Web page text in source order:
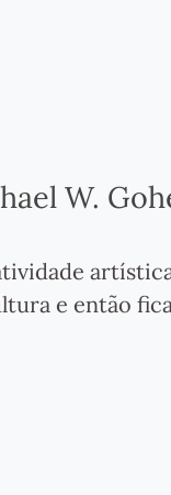
W.
e então